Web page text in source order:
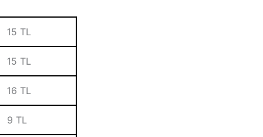
15 TL
15 TL
16 TL
9 TL